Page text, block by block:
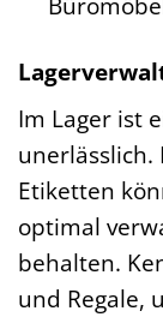
Im Lager ist
Etiketten
optimal
behalten.
und Regale,